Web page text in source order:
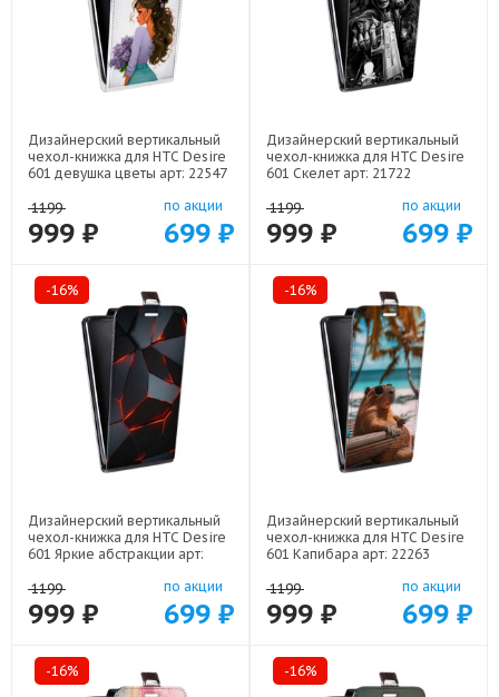
Дизайнерский вертикальный
чехол-книжка для HTC Desire
601 девушка цветы арт: 22547
1199
999 ₽
по акции
699 ₽
Дизайнерский вертикальный
чехол-книжка для HTC Desire
601 Скелет арт: 21722
1199
999 ₽
по акции
699 ₽
-16%
Дизайнерский вертикальный
чехол-книжка для HTC Desire
601 Яркие абстракции арт:
1199
999 ₽
по акции
699 ₽
-16%
Дизайнерский вертикальный
чехол-книжка для HTC Desire
601 Капибара арт: 22263
1199
999 ₽
по акции
699 ₽
-16% -16%